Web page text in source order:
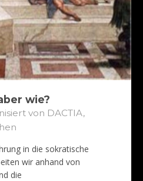
wie?
von DACTIA,
in die sokratische
wir anhand von
die